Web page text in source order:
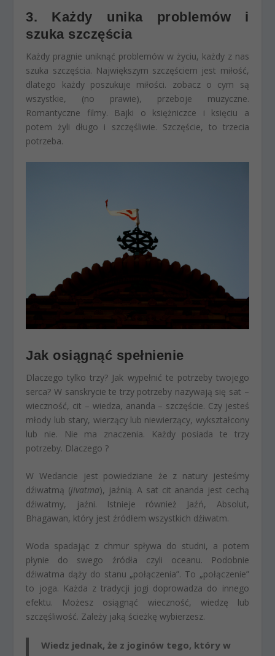
3. Każdy unika problemów i
szuka szczęścia
Każdy pragnie uniknąć problemów w życiu, każdy z nas
szuka szczęścia. Największym szczęściem jest miłość,
dlatego każdy poszukuje miłości. zobacz o cym są
wszystkie, (no prawie), przeboje muzyczne.
Romantyczne filmy. Bajki o księżniczce i księciu a
potem żyli długo i szczęśliwie. Szczęście, to trzecia
potrzeba.
Jak osiągnąć spełnienie
Dlaczego tylko trzy? Jak wypełnić te potrzeby twojego
serca? W sanskrycie te trzy potrzeby nazywają się sat –
wieczność, cit – wiedza, ananda – szczęście. Czy jesteś
młody lub stary, wierzący lub niewierzący, wykształcony
lub nie. Nie ma znaczenia. Każdy posiada te trzy
potrzeby. Dlaczego ?
W Wedancie jest powiedziane że z natury jesteśmy
dźiwatmą (jivatma), jaźnią. A sat cit ananda jest cechą
dźiwatmy, jaźni. Istnieje również Jaźń, Absolut,
Bhagawan, który jest źródłem wszystkich dźiwatm.
Woda spadając z chmur spływa do studni, a potem
płynie do swego źródła czyli oceanu. Podobnie
dźiwatma dąży do stanu „połączenia”. To „połączenie”
to joga. Każda z tradycji jogi doprowadza do innego
efektu. Możesz osiągnąć wieczność, wiedzę lub
szczęśliwość. Zależy jaką ścieżkę wybierzesz.
Wiedz jednak, że z joginów tego, który w